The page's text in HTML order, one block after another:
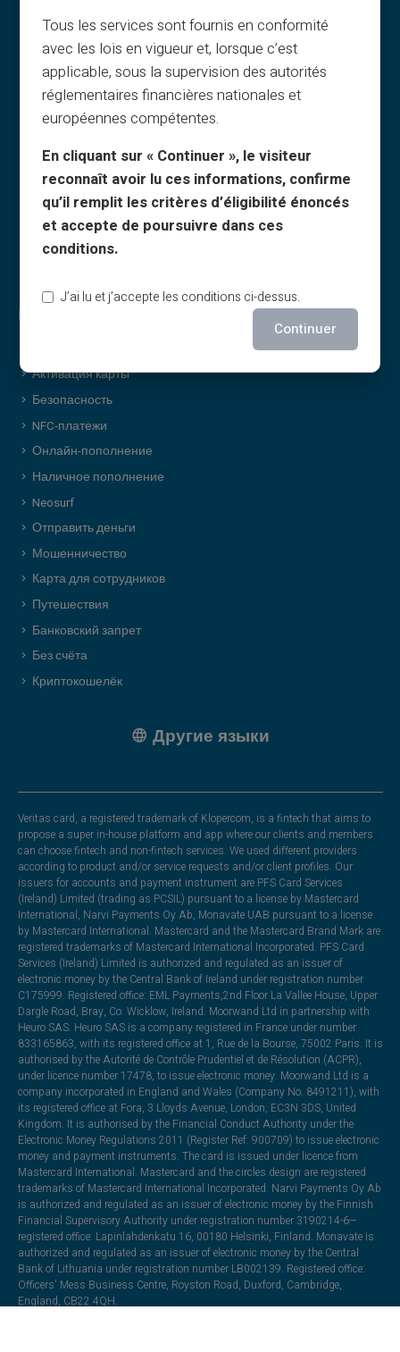
Cookies
FAQ
Руководства
Условия – рефералы
Печать и изображения
Подарочные карты
Кэшбэк
О нас
Партнёрам
Контакты
Спецпредложения
Печать по запросу
Подарки
Кэшбэк
Дискретные покупки
Поделиться
Подарочная карта
Колесо удачи
Безопасность и сервисы
Активация карты
Безопасность
NFC-платежи
Онлайн-пополнение
Наличное пополнение
Neosurf
Отправить деньги
Мошенничество
Карта для сотрудников
Путешествия
Банковский запрет
Без счёта
Криптокошелёк
Другие языки
Veritas card, a registered trademark of Klopercom, is a fintech that aims to
propose a super in-house platform and app where our clients and members
can choose fintech and non-fintech services. We used different providers
according to product and/or service requests and/or client profiles. Our
issuers for accounts and payment instrument are PFS Card Services
(Ireland) Limited (trading as PCSIL) pursuant to a license by Mastercard
International, Narvi Payments Oy Ab, Monavate UAB pursuant to a license
by Mastercard International. Mastercard and the Mastercard Brand Mark are
registered trademarks of Mastercard International Incorporated. PFS Card
Services (Ireland) Limited is authorized and regulated as an issuer of
electronic money by the Central Bank of Ireland under registration number
C175999. Registered office: EML Payments,2nd Floor La Vallee House, Upper
Dargle Road, Bray, Co. Wicklow, Ireland. Moorwand Ltd in partnership with
Heuro SAS. Heuro SAS is a company registered in France under number
833165863, with its registered office at 1, Rue de la Bourse, 75002 Paris. It is
authorised by the Autorité de Contrôle Prudentiel et de Résolution (ACPR),
under licence number 17478, to issue electronic money. Moorwand Ltd is a
company incorporated in England and Wales (Company No. 8491211), with
its registered office at Fora, 3 Lloyds Avenue, London, EC3N 3DS, United
Kingdom. It is authorised by the Financial Conduct Authority under the
Electronic Money Regulations 2011 (Register Ref: 900709) to issue electronic
money and payment instruments. The card is issued under licence from
Mastercard International. Mastercard and the circles design are registered
trademarks of Mastercard International Incorporated. Narvi Payments Oy Ab
is authorized and regulated as an issuer of electronic money by the Finnish
Financial Supervisory Authority under registration number 3190214-6—
registered office: Lapinlahdenkatu 16, 00180 Helsinki, Finland. Monavate is
authorized and regulated as an issuer of electronic money by the Central
Bank of Lithuania under registration number LB002139. Registered office:
Officers' Mess Business Centre, Royston Road, Duxford, Cambridge,
England, CB22 4QH.
Tous les services sont fournis en conformité
avec les lois en vigueur et, lorsque c’est
applicable, sous la supervision des autorités
réglementaires financières nationales et
européennes compétentes.
En cliquant sur « Continuer », le visiteur
reconnaît avoir lu ces informations, confirme
qu’il remplit les critères d’éligibilité énoncés
et accepte de poursuivre dans ces
conditions.
J’ai lu et j’accepte les conditions ci-dessus.
Continuer